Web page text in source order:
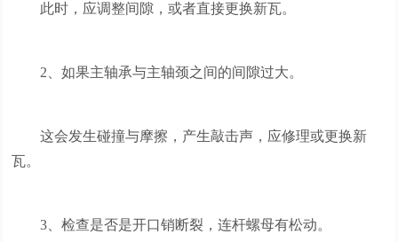
此时，应调整间隙，或者直接更换新瓦。
2、如果主轴承与主轴颈之间的间隙过大。
这会发生碰撞与摩擦，产生敲击声，应修理或更换新
瓦。
3、检查是否是开口销断裂，连杆螺母有松动。